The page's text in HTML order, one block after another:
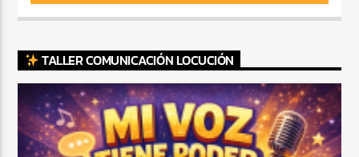
TALLER COMUNICACIÓN LOCUCIÓN